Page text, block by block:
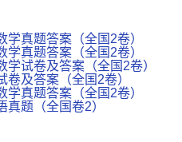
学真题答案（全国2卷）
学真题答案（全国2卷）
学试卷及答案（全国2卷）
卷及答案（全国2卷）
学真题答案（全国2卷）
真题（全国卷2）